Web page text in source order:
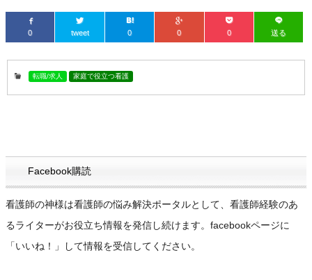
0 tweet 0 0 0 送る
転職/求人 家庭で役立つ看護
Facebook購読
看護師の神様は看護師の悩み解決ポータルとして、看護師経験のあ
るライターがお役立ち情報を発信し続けます。facebookページに
「いいね！」して情報を受信してください。